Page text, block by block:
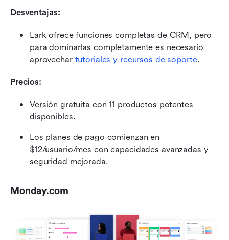
Desventajas:
Lark ofrece funciones completas de CRM, pero
para dominarlas completamente es necesario
aprovechar tutoriales y recursos de soporte.
Precios:
Versión gratuita con 11 productos potentes
disponibles.
Los planes de pago comienzan en
$12/usuario/mes con capacidades avanzadas y
seguridad mejorada.
Monday.com